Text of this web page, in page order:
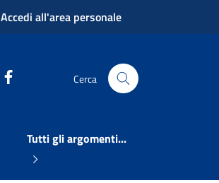
Accedi all'area personale
Cerca
Tutti gli argomenti...